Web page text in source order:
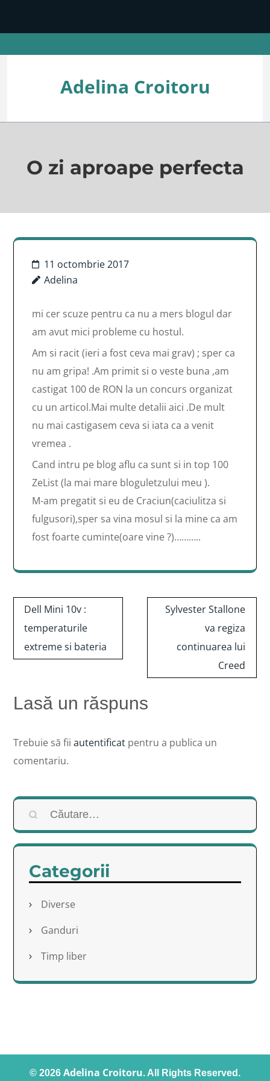
Adelina Croitoru
O zi aproape perfecta
11 octombrie 2017
Adelina
mi cer scuze pentru ca nu a mers blogul dar
am avut mici probleme cu hostul.
Am si racit (ieri a fost ceva mai grav) ; sper ca
nu am gripa! .Am primit si o veste buna ,am
castigat 100 de RON la un concurs organizat
cu un articol.Mai multe detalii aici .De mult
nu mai castigasem ceva si iata ca a venit
vremea .
Cand intru pe blog aflu ca sunt si in top 100
ZeList (la mai mare bloguletzului meu ).
M-am pregatit si eu de Craciun(caciulitza si
fulgusori),sper sa vina mosul si la mine ca am
fost foarte cuminte(oare vine ?)………..
Navigare
în
articole
Dell Mini 10v :
temperaturile
extreme si bateria
Sylvester Stallone
va regiza
continuarea lui
Creed
Lasă un răspuns
Trebuie să fii autentificat pentru a publica un
comentariu.
Caută
după:
Categorii
Diverse
Ganduri
Timp liber
© 2026 Adelina Croitoru. All Rights Reserved.